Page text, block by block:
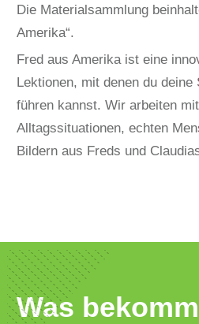
Die Materialsammlung
Amerika“.
Fred aus Amerika ist eine
Lektionen, mit denen du
führen kannst. Wir arbeiten
Alltagssituationen, echten
Bildern aus Freds und
Was